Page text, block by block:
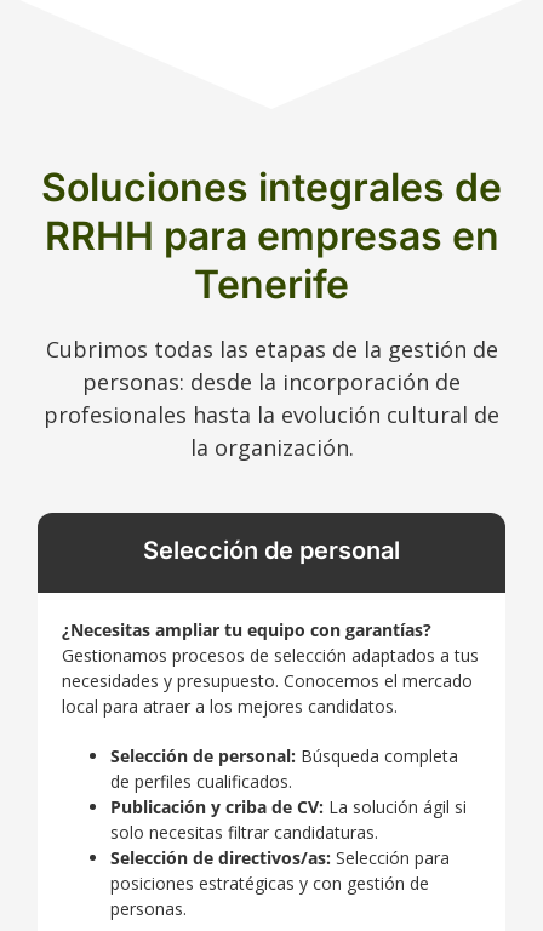
Soluciones integrales de
RRHH para empresas en
Tenerife
Cubrimos todas las etapas de la gestión de
personas: desde la incorporación de
profesionales hasta la evolución cultural de
la organización.
Selección de personal
¿Necesitas ampliar tu equipo con garantías?
Gestionamos procesos de selección adaptados a tus
necesidades y presupuesto. Conocemos el mercado
local para atraer a los mejores candidatos.
Selección de personal: Búsqueda completa
de perfiles cualificados.
Publicación y criba de CV: La solución ágil si
solo necesitas filtrar candidaturas.
Selección de directivos/as: Selección para
posiciones estratégicas y con gestión de
personas.